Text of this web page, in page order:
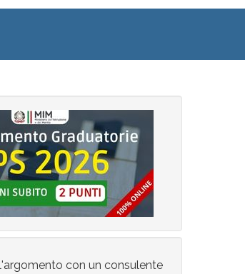
con un consulente